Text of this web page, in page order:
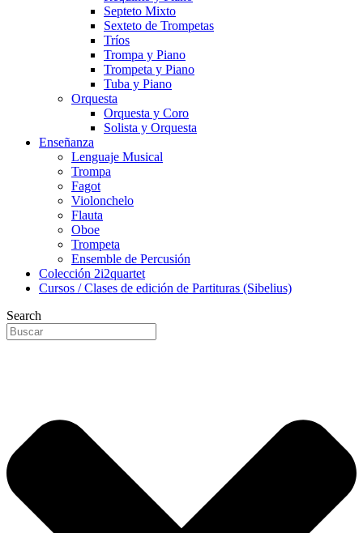
Septeto Mixto
Sexteto de Trompetas
Tríos
Trompa y Piano
Trompeta y Piano
Tuba y Piano
Orquesta
Orquesta y Coro
Solista y Orquesta
Enseñanza
Lenguaje Musical
Trompa
Fagot
Violonchelo
Flauta
Oboe
Trompeta
Ensemble de Percusión
Colección 2i2quartet
Cursos / Clases de edición de Partituras (Sibelius)
Search